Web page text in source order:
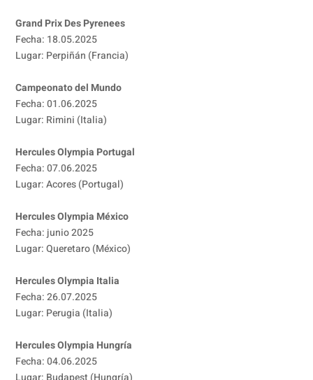
Grand Prix Des Pyrenees
Fecha: 18.05.2025
Lugar: Perpiñán (Francia)
Campeonato del Mundo
Fecha: 01.06.2025
Lugar: Rimini (Italia)
Hercules Olympia Portugal
Fecha: 07.06.2025
Lugar: Acores (Portugal)
Hercules Olympia México
Fecha: junio 2025
Lugar: Queretaro (México)
Hercules Olympia Italia
Fecha: 26.07.2025
Lugar: Perugia (Italia)
Hercules Olympia Hungría
Fecha: 04.06.2025